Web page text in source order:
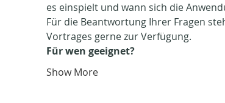
es einspielt und wann sich die
Für die Beantwortung Ihrer Fragen
Vortrages gerne zur Verfügung.
Für wen geeignet?
Show More